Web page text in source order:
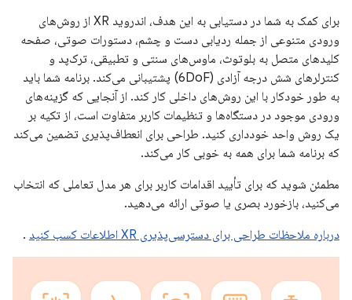
برای کمک به شما در دستیابی به این هدف، اندروید XR از روش‌های
ورودی متنوعی از جمله ردیابی دست و چشم، دستورات صوتی، صفحه
کلیدهای متصل به بلوتوث، ماوس‌های سنتی و تطبیقی، ترک‌پد و
کنترلرهای شش درجه آزادی (6DoF) پشتیبانی می‌کند. برنامه شما باید
به طور خودکار با این روش‌های داخلی کار کند. از آنجایی که گزینه‌های
ورودی موجود در دستگاه‌ها و تنظیمات کاربر متفاوت است، از تکیه بر
یک روش واحد خودداری کنید. طراحی برای انعطاف‌پذیری تضمین می‌کند
که برنامه شما برای همه به خوبی کار می‌کند.
مطمئن شوید که برای تأیید اقدامات کاربر برای هر مدل تعاملی که انتخاب
می‌کنید، بازخورد بصری یا صوتی ارائه می‌دهید.
درباره ملاحظات طراحی برای دسترسی‌پذیری XR اطلاعات کسب کنید
.